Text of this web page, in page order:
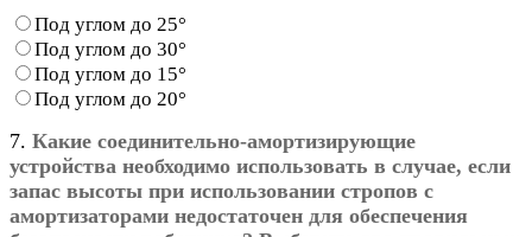
Под углом до 25°
Под углом до 30°
Под углом до 15°
Под углом до 20°
7. Какие соединительно-амортизирующие
устройства необходимо использовать в случае, если
запас высоты при использовании стропов с
амортизаторами недостаточен для обеспечения